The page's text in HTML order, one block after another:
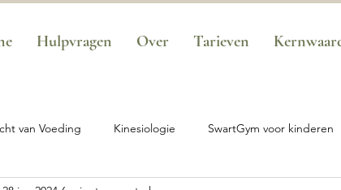
Hulpvragen Over Tarieven
van Voeding Kinesiologie SwartGym voor kinderen